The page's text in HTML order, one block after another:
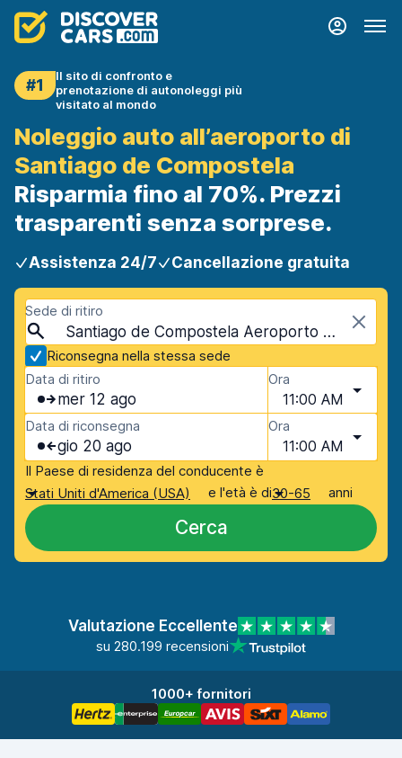
#1
Il sito di confronto e
prenotazione di autonoleggi più
visitato al mondo
Noleggio auto all’aeroporto di
Santiago de Compostela
Risparmia fino al 70%. Prezzi
trasparenti senza sorprese.
Assistenza 24/7 Cancellazione gratuita
Sede di ritiro
Santiago de Compostela Aeroporto (SCQ), Santiago de Compostela, Spagna
Riconsegna nella stessa sede
Data di ritiro
mer 12 ago
Ora
11:00 AM
Data di riconsegna
gio 20 ago
Ora
11:00 AM
Il Paese di residenza del conducente è
Stati Uniti d'America (USA)
e l'età è di30-65 anni
Cerca
Valutazione Eccellente
su 280.199 recensioni
1000+ fornitori